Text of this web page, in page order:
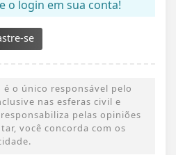
o login em sua conta!
se
o único responsável pelo
nas esferas civil e
pelas opiniões
você concorda com os